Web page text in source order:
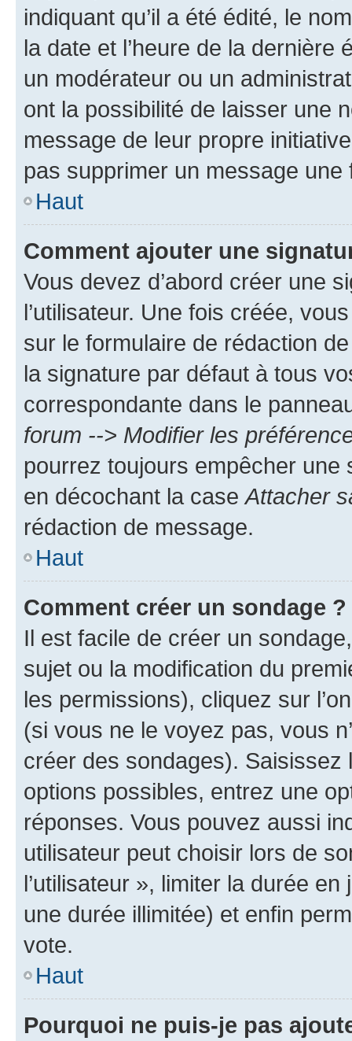
indiquant qu’il a été édité, le
la date et l’heure de la dernière
un modérateur ou un
ont la possibilité de laisser une
message de leur propre
pas supprimer un message une
Haut
Comment ajouter une
Vous devez d’abord créer une
l’utilisateur. Une fois créée,
sur le formulaire de rédaction
la signature par défaut à tous
correspondante dans le
forum --> Modifier les
pourrez toujours empêcher une
en décochant la case Attacher
rédaction de message.
Haut
Comment créer un sondage ?
Il est facile de créer un
sujet ou la modification du
les permissions), cliquez sur
(si vous ne le voyez pas, vous
créer des sondages).
options possibles, entrez une
réponses. Vous pouvez aussi
utilisateur peut choisir lors de
l’utilisateur », limiter la durée
une durée illimitée) et enfin
vote.
Haut
Pourquoi ne puis-je pas